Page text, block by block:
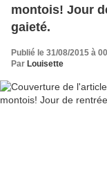
montois! Jour
gaieté.
Publié le 31/08/2015 à
Par Louisette